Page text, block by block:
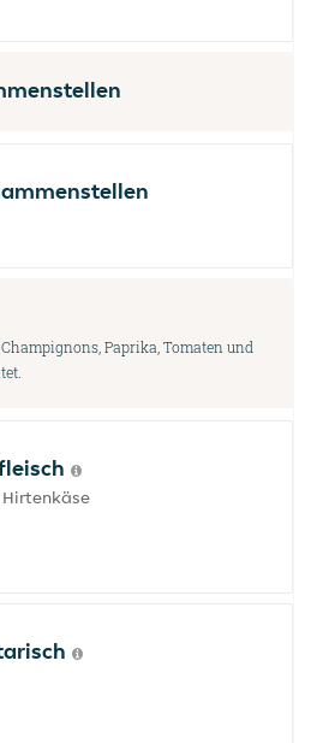
Paprika, Tomaten und